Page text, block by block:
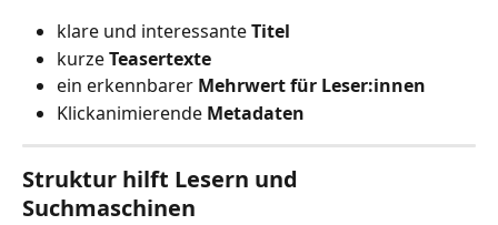
klare und interessante Titel
kurze Teasertexte
ein erkennbarer Mehrwert für Leser:innen
Klickanimierende Metadaten
Struktur hilft Lesern und
Suchmaschinen